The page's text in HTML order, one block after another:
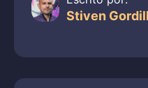
Stiven